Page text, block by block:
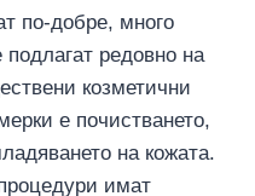
по-добре, много
редовно на
козметични
е почистването,
на кожата.
имат